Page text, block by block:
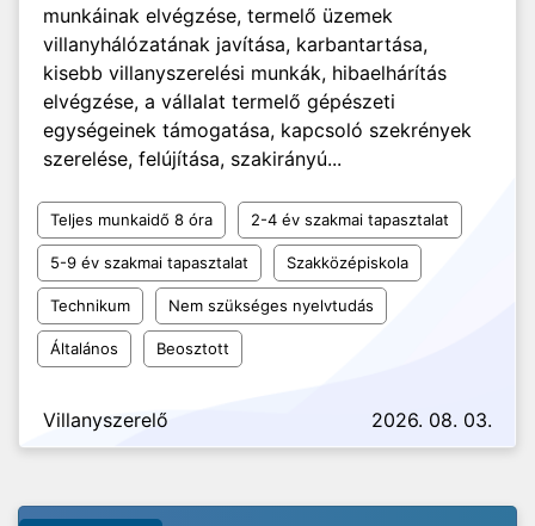
munkáinak elvégzése, termelő üzemek
villanyhálózatának javítása, karbantartása,
kisebb villanyszerelési munkák, hibaelhárítás
elvégzése, a vállalat termelő gépészeti
egységeinek támogatása, kapcsoló szekrények
szerelése, felújítása, szakirányú...
Teljes munkaidő 8 óra 2-4 év szakmai tapasztalat
5-9 év szakmai tapasztalat Szakközépiskola
Technikum Nem szükséges nyelvtudás
Általános Beosztott
Villanyszerelő 2026. 08. 03.